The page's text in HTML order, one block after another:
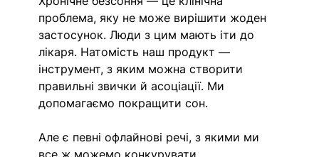
проблема, яку не може вирішити жоден
застосунок. Люди з цим мають іти до
лікаря. Натомість наш продукт —
інструмент, з яким можна створити
правильні звички й асоціації. Ми
допомагаємо покращити сон.
Але є певні офлайнові речі, з якими ми